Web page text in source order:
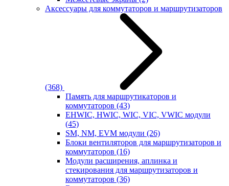
Аксессуары для коммутаторов и маршрутизаторов
(368)
Память для маршрутикаторов и
коммутаторов (43)
EHWIC, HWIC, WIC, VIC, VWIC модули
(45)
SM, NM, EVM модули (26)
Блоки вентиляторов для маршрутизаторов и
коммутаторов (16)
Модули расширения, аплинка и
стекирования для маршрутизаторов и
коммутаторов (36)